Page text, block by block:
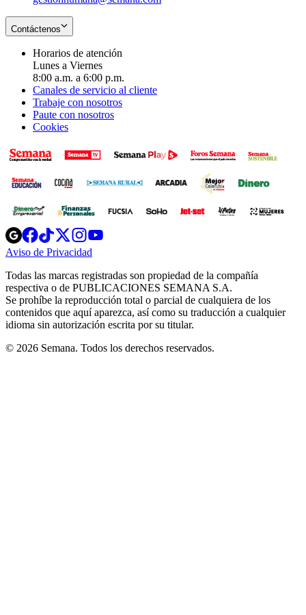
Contáctenos
Horarios de atención
Lunes a Viernes
8:00 a.m. a 6:00 p.m.
Canales de servicio al cliente
Trabaje con nosotros
Paute con nosotros
Cookies
Opens
in
new
Opens
in
new
Opens
in
new
window
Opens
new
windowwindow
Aviso de Privacidad
new
window
Todas las marcas registradas son propiedad de la compañía
respectiva o de PUBLICACIONES SEMANA S.A.
Se prohíbe la reproducción total o parcial de cualquiera de los
contenidos que aquí aparezca, así como su traducción a cualquier
idioma sin autorización escrita por su titular.
© 2026 Semana. Todos los derechos reservados.